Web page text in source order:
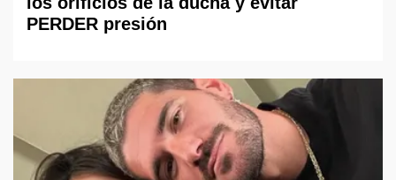
PERDER presión